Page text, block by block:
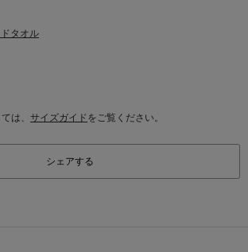
タオル
は、 サイズガイドをご覧ください。
シェアする